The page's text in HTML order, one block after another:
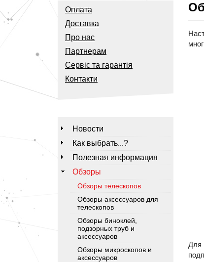
Оплата
Доставка
Про нас
Партнерам
Сервіс та гарантія
Контакти
Новости
Как выбрать...?
Полезная информация
Обзоры
Обзоры телескопов
Обзоры аксессуаров для
телескопов
Обзоры биноклей,
подзорных труб и
аксессуаров
Обзоры микроскопов и
аксессуаров
Для